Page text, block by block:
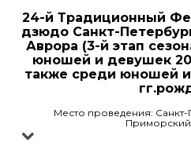
24-й Традиционный
дзюдо Санкт-
Аврора (3-й этап
юношей и девушек
также среди юношей
Место проведения:
Приморский